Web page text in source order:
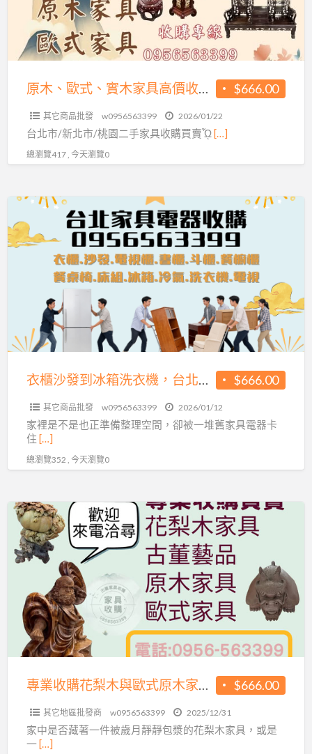
高
估
快
速
0956563399
$666.00
原木、歐式、實木家具高價收購｜線上估價快速又方便0956563399
其它商品批發 w0956563399 2026/01/22
台北市/新北市/桃園二手家具收購買賣ᾯ[…]
總瀏覽417 , 今天瀏覽0
衣
櫃
沙
洗
衣
機，
收
快
速
又
安
0956563399
$666.00
衣櫃沙發到冰箱洗衣機，台北專業收購快速又安心0956563399
其它商品批發 w0956563399 2026/01/12
家裡是不是也正準備整理空間，卻被一堆舊家具電器卡
住 […]
總瀏覽352 , 今天瀏覽0
專
收
購
歐
$666.00
專業收購花梨木與歐式原木家具，讓老件重回價值舞台0956563399
其它地區批發商 w0956563399 2025/12/31
家中是否藏著一件被歲月靜靜包漿的花梨木家具，或是
一[…]